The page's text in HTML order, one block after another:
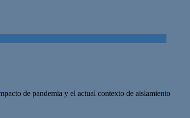
de pandemia y el actual contexto de aislamiento